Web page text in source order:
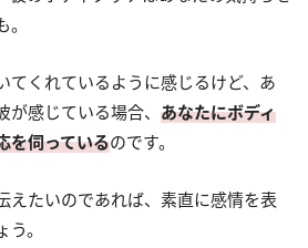
てくれているように感じるけど、あ
感じている場合、 あなたにボディ
を伺っているのです。
えたいのであれば、素直に感情を表
。